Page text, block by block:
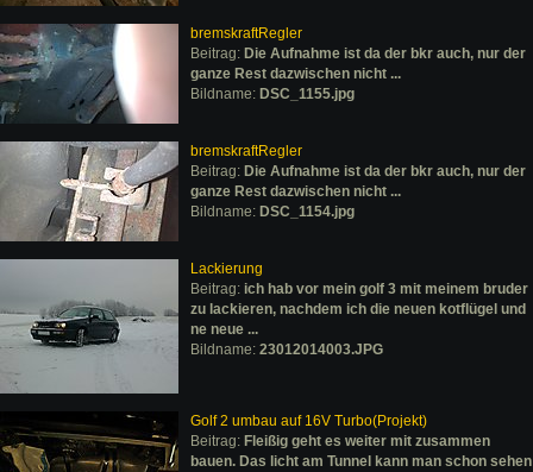
bremskraftRegler
Beitrag: Die Aufnahme ist da der bkr auch, nur der
ganze Rest dazwischen nicht ...
Bildname: DSC_1155.jpg
bremskraftRegler
Beitrag: Die Aufnahme ist da der bkr auch, nur der
ganze Rest dazwischen nicht ...
Bildname: DSC_1154.jpg
Lackierung
Beitrag: ich hab vor mein golf 3 mit meinem bruder
zu lackieren, nachdem ich die neuen kotflügel und
ne neue ...
Bildname: 23012014003.JPG
Golf 2 umbau auf 16V Turbo(Projekt)
Beitrag: Fleißig geht es weiter mit zusammen
bauen. Das licht am Tunnel kann man schon sehen